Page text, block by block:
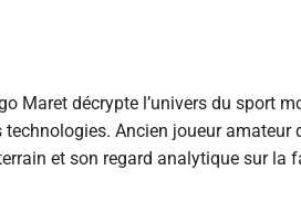
Maret décrypte l’univers du sport
Ancien joueur amateur
et son regard analytique sur la